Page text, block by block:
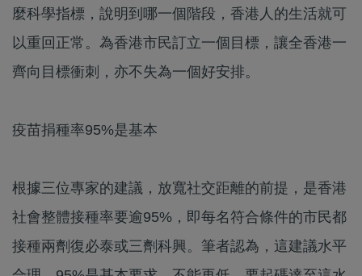
麼科學指標，說明到哪一個階段，香港人的生活就可
以重回正常。為香港市民訂立一個目標，讓全香港一
齊向目標衝刺，亦不失為一個好安排。
疫苗捐種率95%是基本
根據三位專家的建議，放寬社交距離的前提，是香港
社會整體接種率要逾95%，即每名符合條件的市民都
接種兩劑復必泰或三劑科興。筆者認為，這建議水平